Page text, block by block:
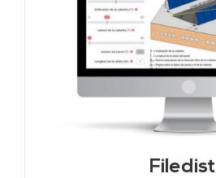
Filedist